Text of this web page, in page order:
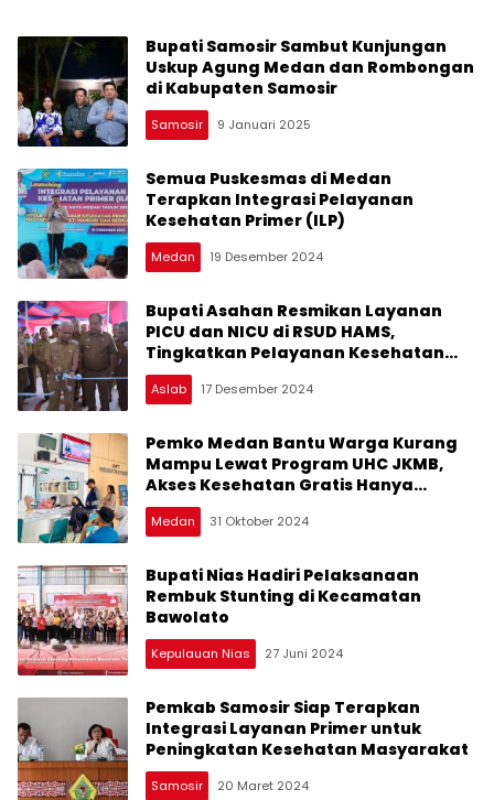
Bupati Samosir Sambut Kunjungan
Uskup Agung Medan dan Rombongan
di Kabupaten Samosir
Samosir 9 Januari 2025
Semua Puskesmas di Medan
Terapkan Integrasi Pelayanan
Kesehatan Primer (ILP)
Medan 19 Desember 2024
Bupati Asahan Resmikan Layanan
PICU dan NICU di RSUD HAMS,
Tingkatkan Pelayanan Kesehatan
Anak dan Bayi
Aslab 17 Desember 2024
Pemko Medan Bantu Warga Kurang
Mampu Lewat Program UHC JKMB,
Akses Kesehatan Gratis Hanya
dengan KTP
Medan 31 Oktober 2024
Bupati Nias Hadiri Pelaksanaan
Rembuk Stunting di Kecamatan
Bawolato
Kepulauan Nias 27 Juni 2024
Pemkab Samosir Siap Terapkan
Integrasi Layanan Primer untuk
Peningkatan Kesehatan Masyarakat
Samosir 20 Maret 2024